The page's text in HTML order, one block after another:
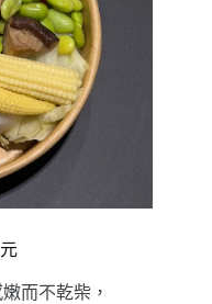
而不乾柴，